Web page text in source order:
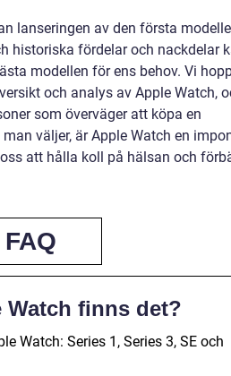
lanseringen av den första
historiska fördelar och nackdelar
modellen för ens behov. Vi
och analys av Apple Watch,
som överväger att köpa en
väljer, är Apple Watch en
att hålla koll på hälsan och
FAQ
Watch finns det?
Watch: Series 1, Series 3, SE och